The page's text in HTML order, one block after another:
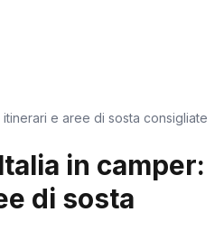
e aree di sosta consigliate
in camper:
di sosta